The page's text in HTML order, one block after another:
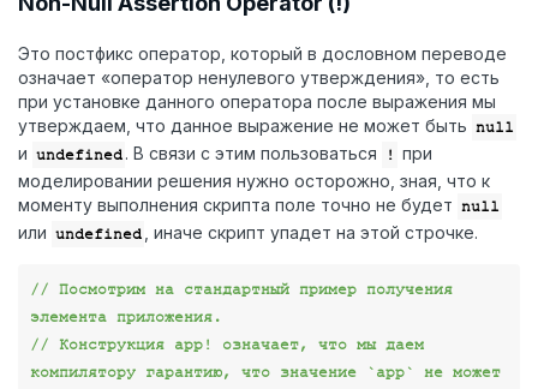
Это постфикс оператор, который в дословном переводе
означает «оператор ненулевого утверждения», то есть
при установке данного оператора после выражения мы
утверждаем, что данное выражение не может быть null
и undefined . В связи с этим пользоваться ! при
моделировании решения нужно осторожно, зная, что к
моменту выполнения скрипта поле точно не будет null
или undefined , иначе скрипт упадет на этой строчке.
// Посмотрим на стандартный пример получения
элемента приложения.
// Конструкция app! означает, что мы даем
компилятору гарантию, что значение `app` не может